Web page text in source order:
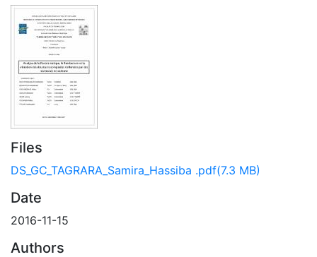
Files
DS_GC_TAGRARA_Samira_Hassiba .pdf(7.3 MB)
Date
2016-11-15
Authors